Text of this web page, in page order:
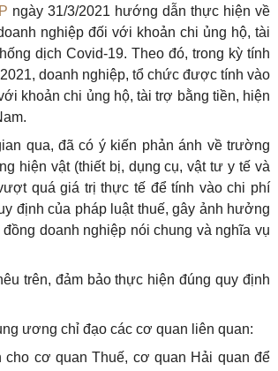
ngày 31/3/2021 hướng dẫn thực hiện về
nghiệp đối với khoản chi ủng hộ, tài
dịch Covid-19. Theo đó, trong kỳ tính
doanh nghiệp, tổ chức được tính vào
khoản chi ủng hộ, tài trợ bằng tiền, hiện
qua, đã có ý kiến phản ánh về trường
hiện vật (thiết bị, dụng cụ, vật tư y tế và
quá giá trị thực tế để tính vào chi phí
định của pháp luật thuế, gây ảnh hưởng
doanh nghiệp nói chung và nghĩa vụ
trên, đảm bảo thực hiện đúng quy định
ương chỉ đạo các cơ quan liên quan:
cơ quan Thuế, cơ quan Hải quan để